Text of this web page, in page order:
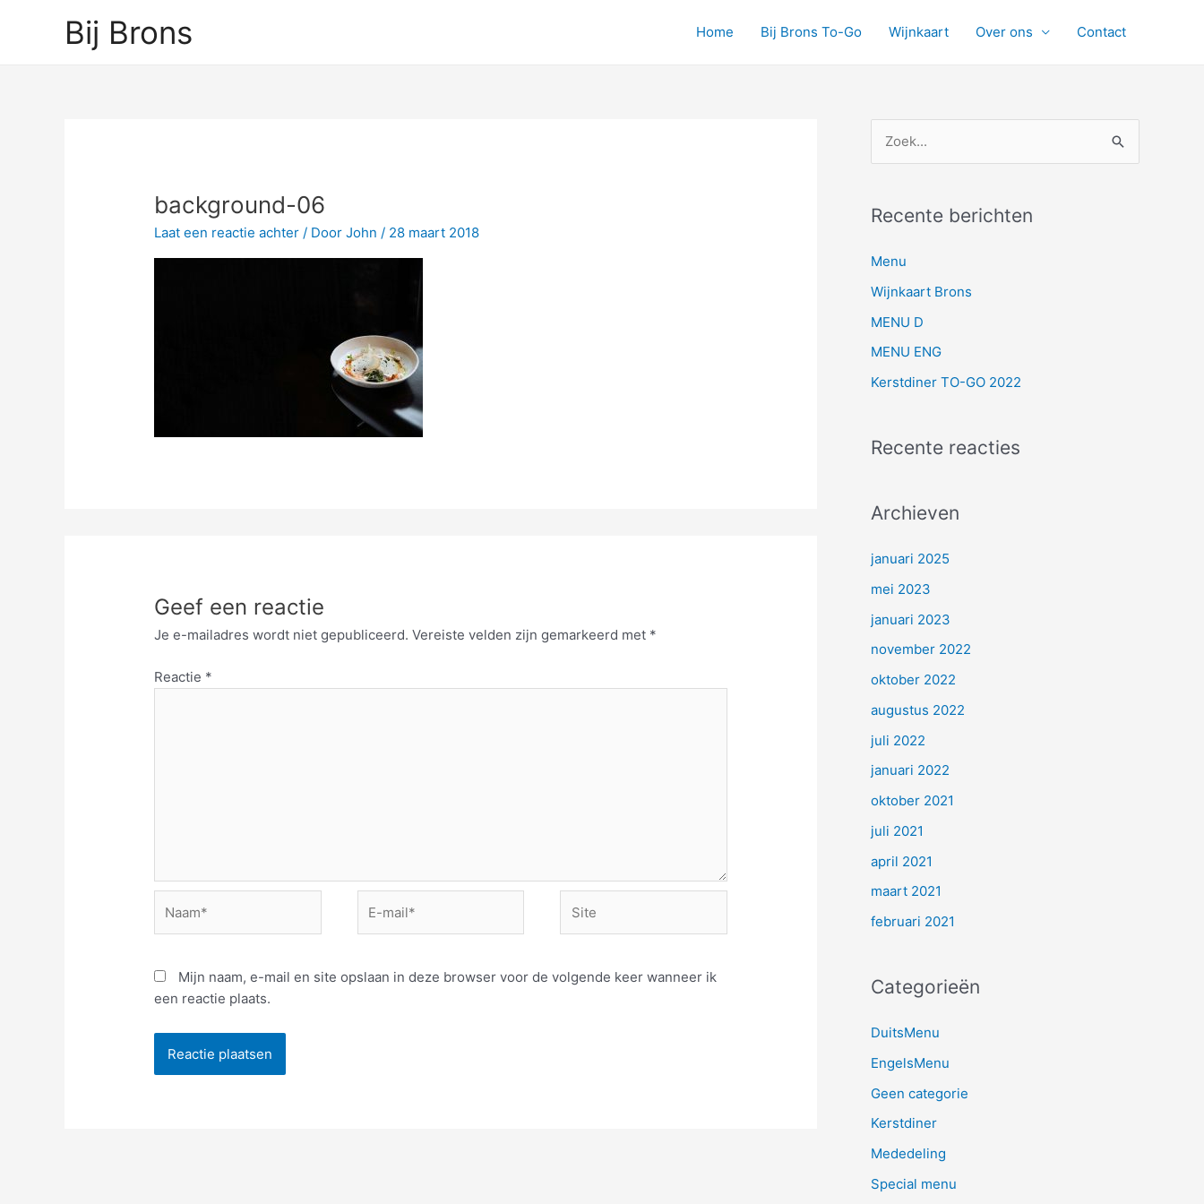
Bij Brons Home Bij Brons To-Go Wijnkaart Over ons Contact
background-06
Laat een reactie achter / DoorJohn/ 28 maart 2018
Geef een reactie
Je e-mailadres wordt niet gepubliceerd. Vereiste velden zijn gemarkeerd met *
Reactie *
mail*
Mijn naam, e-mail en site opslaan in deze browser voor de volgende keer wanneer ik
een reactie plaats.
k
n
r
:
Recente berichten
Menu
Wijnkaart Brons
MENU D
MENU ENG
Kerstdiner TO-GO 2022
Recente reacties
Archieven
januari 2025
mei 2023
januari 2023
november 2022
oktober 2022
augustus 2022
juli 2022
januari 2022
oktober 2021
juli 2021
april 2021
maart 2021
februari 2021
Categorieën
DuitsMenu
EngelsMenu
Geen categorie
Kerstdiner
Mededeling
Special menu